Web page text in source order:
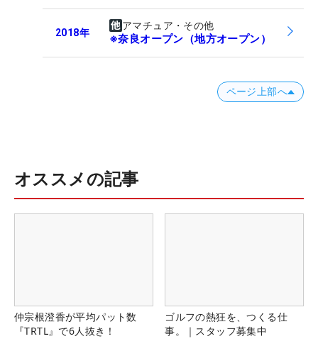
2018年
アマチュア・その他
※奈良オープン（地方オープン）
ページ上部へ
オススメの記事
仲宗根澄香が平均パット数
『TRTL』で6人抜き！
ゴルフの熱狂を、つくる仕
事。｜スタッフ募集中